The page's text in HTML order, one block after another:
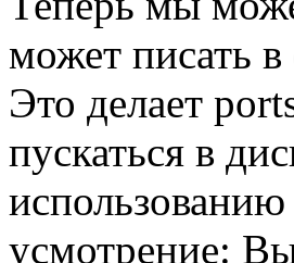
может писать
Это делает
пускаться в
усмотрение: